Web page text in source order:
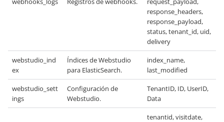
response_headers,
response_payload,
status, tenant_id, uid,
delivery
webstudio_ind
ex
Índices de Webstudio
para ElasticSearch.
index_name,
last_modified
webstudio_sett
ings
Configuración de
Webstudio.
TenantID, ID, UserID,
Data
tenantid, visitdate,